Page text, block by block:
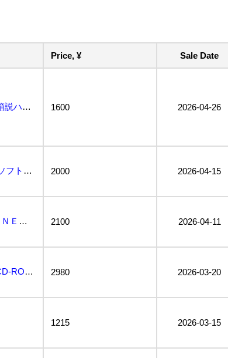
Price, ¥ Sale Date
PCエンジン PCE SUPERCD-ROM2 サイドアーム・スペシャル 美品 箱説ハガキ付... 1600 2026-04-26
PCエンジン スーパーCD-ROM2 サイドアームスペシャル ゲームソフト 帯 ケース 説明書付き ... 2000 2026-04-15
【動作確認済】PCエンジンCD-ROM「サイドアーム・スペシャル」（ＮＥＣアベニュー）... 2100 2026-04-11
PCE CD サイドアームスペシャル 箱・説明書付 PCエンジン CD-ROMソフト... 2980 2026-03-20
1215 2026-03-15